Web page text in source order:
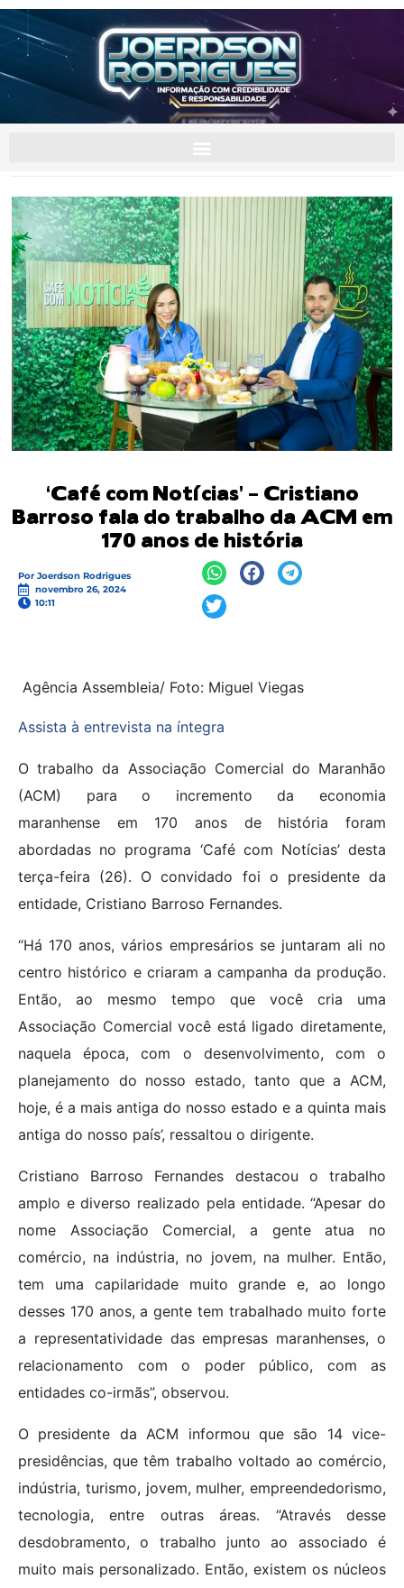
‘Café com Notícias’ – Cristiano
Barroso fala do trabalho da ACM em
170 anos de história
Por Joerdson Rodrigues
novembro 26, 2024
10:11
Agência Assembleia/ Foto: Miguel Viegas
Assista à entrevista na íntegra
O trabalho da Associação Comercial do Maranhão
(ACM) para o incremento da economia
maranhense em 170 anos de história foram
abordadas no programa ‘Café com Notícias’ desta
terça-feira (26). O convidado foi o presidente da
entidade, Cristiano Barroso Fernandes.
“Há 170 anos, vários empresários se juntaram ali no
centro histórico e criaram a campanha da produção.
Então, ao mesmo tempo que você cria uma
Associação Comercial você está ligado diretamente,
naquela época, com o desenvolvimento, com o
planejamento do nosso estado, tanto que a ACM,
hoje, é a mais antiga do nosso estado e a quinta mais
antiga do nosso país’, ressaltou o dirigente.
Cristiano Barroso Fernandes destacou o trabalho
amplo e diverso realizado pela entidade. “Apesar do
nome Associação Comercial, a gente atua no
comércio, na indústria, no jovem, na mulher. Então,
tem uma capilaridade muito grande e, ao longo
desses 170 anos, a gente tem trabalhado muito forte
a representatividade das empresas maranhenses, o
relacionamento com o poder público, com as
entidades co-irmãs”, observou.
O presidente da ACM informou que são 14 vice-
presidências, que têm trabalho voltado ao comércio,
indústria, turismo, jovem, mulher, empreendedorismo,
tecnologia, entre outras áreas. “Através desse
desdobramento, o trabalho junto ao associado é
muito mais personalizado. Então, existem os núcleos